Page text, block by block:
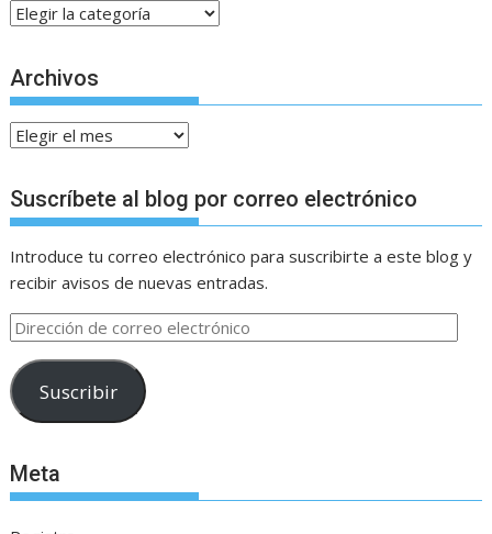
Categorías
Archivos
Archivos
Suscríbete al blog por correo electrónico
Introduce tu correo electrónico para suscribirte a este blog y
recibir avisos de nuevas entradas.
Dirección
correo
electrónico
Suscribir
Meta